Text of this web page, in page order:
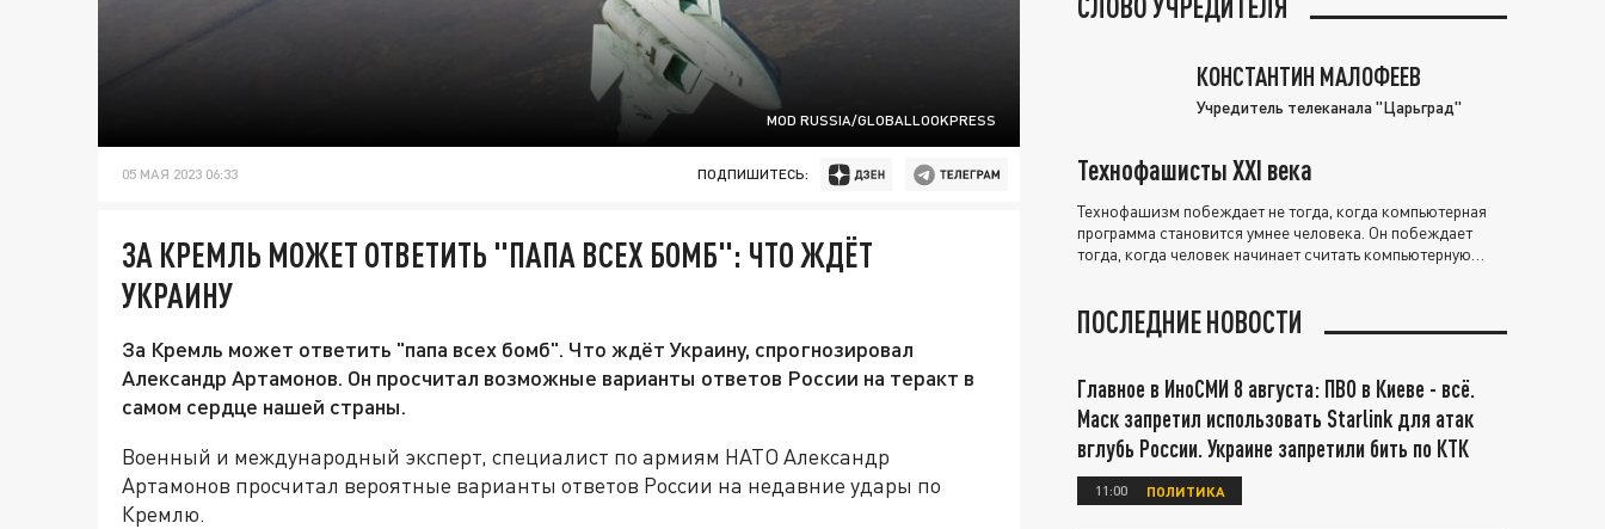
MOD RUSSIA/GLOBALLOOKPRESS
05 МАЯ 2023 06:33 ПОДПИШИТЕСЬ:
ЗА КРЕМЛЬ МОЖЕТ ОТВЕТИТЬ "ПАПА ВСЕХ БОМБ": ЧТО ЖДЁТ
УКРАИНУ
За Кремль может ответить "папа всех бомб". Что ждёт Украину, спрогнозировал
Александр Артамонов. Он просчитал возможные варианты ответов России на теракт в
самом сердце нашей страны.
Военный и международный эксперт, специалист по армиям НАТО Александр
Артамонов просчитал вероятные варианты ответов России на недавние удары по
Кремлю.
КОНСТАНТИН МАЛОФЕЕВ
Учредитель телеканала "Царьград"
Технофашисты XXI века
Технофашизм побеждает не тогда, когда компьютерная
программа становится умнее человека. Он побеждает
тогда, когда человек начинает считать компьютерную
ПОСЛЕДНИЕ НОВОСТИ
Главное в ИноСМИ 8 августа: ПВО в Киеве - всё.
Маск запретил использовать Starlink для атак
вглубь России. Украине запретили бить по КТК
11:00 ПОЛИТИКА